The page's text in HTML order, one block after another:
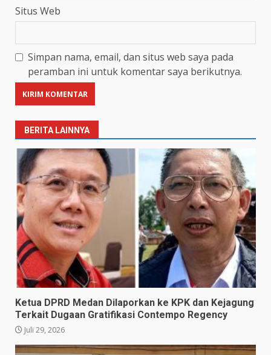
Situs Web
Simpan nama, email, dan situs web saya pada
peramban ini untuk komentar saya berikutnya.
BERITA LAINNYA
Ketua DPRD Medan Dilaporkan ke KPK dan Kejagung
Terkait Dugaan Gratifikasi Contempo Regency
Juli 29, 2026